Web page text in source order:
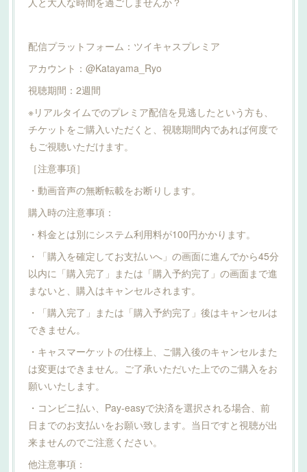
配信プラットフォーム：ツイキャスプレミア
アカウント：@Katayama_Ryo
視聴期間：2週間
※リアルタイムでのプレミア配信を見逃したという方も、
チケットをご購入いただくと、視聴期間内であれば何度で
もご視聴いただけます。
［注意事項］
・動画音声の無断転載をお断りします。
購入時の注意事項：
・料金とは別にシステム利用料が100円かかります。
・「購入を確定してお支払いへ」の画面に進んでから45分
以内に「購入完了」または「購入予約完了」の画面まで進
まないと、購入はキャンセルされます。
・「購入完了」または「購入予約完了」後はキャンセルは
できません。
・キャスマーケットの仕様上、ご購入後のキャンセルまた
は変更はできません。ご了承いただいた上でのご購入をお
願いいたします。
・コンビニ払い、Pay-easyで決済を選択される場合、前
日までのお支払いをお願い致します。当日ですと視聴が出
来ませんのでご注意ください。
他注意事項：